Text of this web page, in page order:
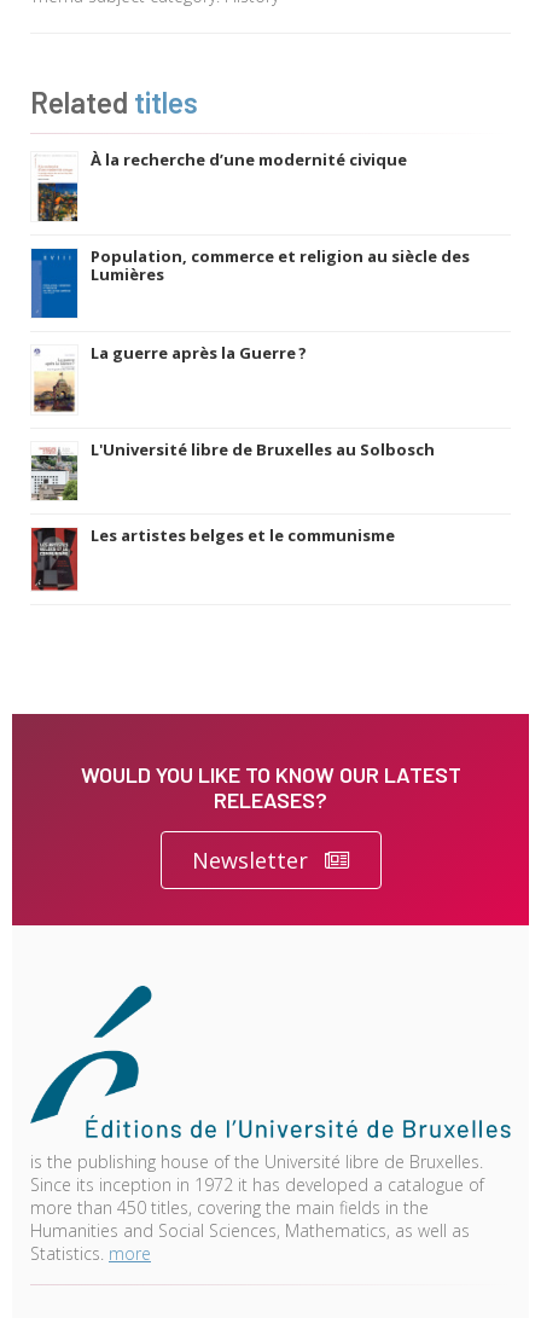
Related titles
À la recherche d’une modernité civique
Population, commerce et religion au siècle des
Lumières
La guerre après la Guerre ?
L'Université libre de Bruxelles au Solbosch
Les artistes belges et le communisme
WOULD YOU LIKE TO KNOW OUR LATEST
RELEASES?
Newsletter
is the publishing house of the Université libre de Bruxelles.
Since its inception in 1972 it has developed a catalogue of
more than 450 titles, covering the main fields in the
Humanities and Social Sciences, Mathematics, as well as
Statistics. more